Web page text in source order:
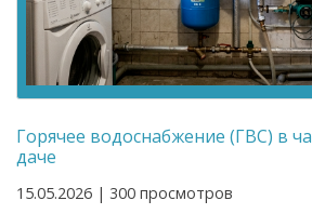
Горячее водоснабжение (ГВС) в
даче
15.05.2026 | 300 просмотров